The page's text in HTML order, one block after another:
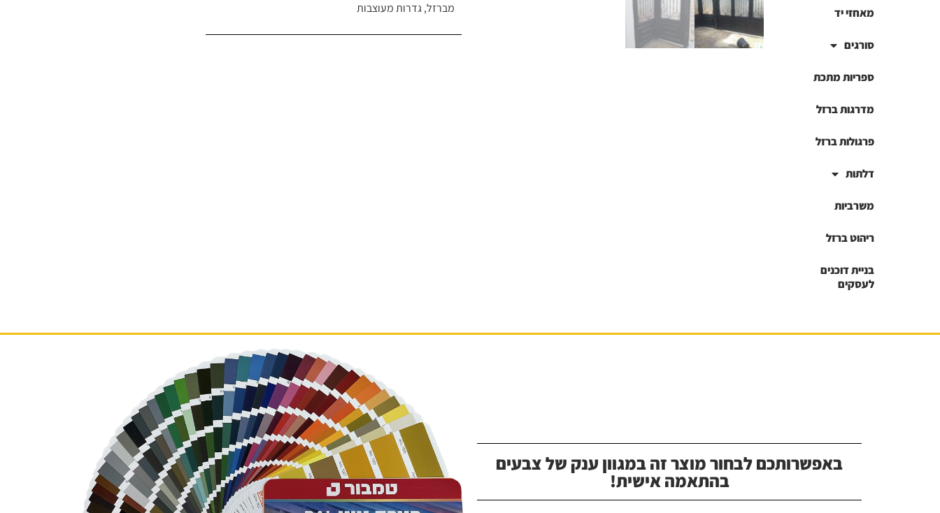
מאחזי יד
סורגים
ספריות מתכת
מדרגות ברזל
פרגולות ברזל
דלתות
משרביות
ריהוט ברזל
בניית דוכנים
לעסקים
מברזל,גדרות מעוצבות
באפשרותכם לבחור מוצר זה במגוון ענק של צבעים
בהתאמה אישית!